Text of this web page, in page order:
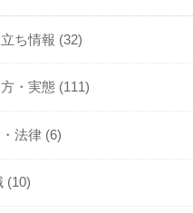
ち情報 (32)
・実態 (111)
法律 (6)
(10)